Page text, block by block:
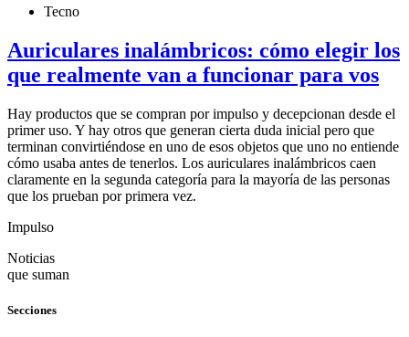
Tecno
Auriculares inalámbricos: cómo elegir los
que realmente van a funcionar para vos
Hay productos que se compran por impulso y decepcionan desde el
primer uso. Y hay otros que generan cierta duda inicial pero que
terminan convirtiéndose en uno de esos objetos que uno no entiende
cómo usaba antes de tenerlos. Los auriculares inalámbricos caen
claramente en la segunda categoría para la mayoría de las personas
que los prueban por primera vez.
Impulso
Noticias
que suman
Secciones